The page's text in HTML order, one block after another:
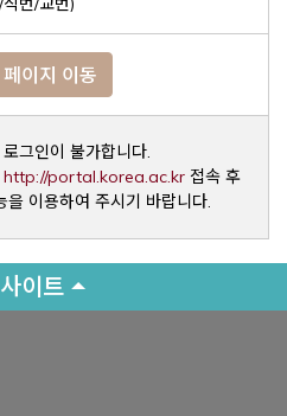
이지 이동
그인이 불가합니다.
http://portal.korea.ac.krOpens a
접속 후
이용하여 주시기 바랍니다.
이트
new window